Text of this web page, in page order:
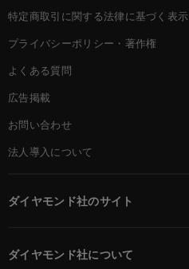
特定商取引に関する法律に基づく表示
プライバシーポリシー・著作権
よくある質問
広告掲載
お問い合わせ
法人導入について
ダイヤモンド社のサイト
ダイヤモンド社について